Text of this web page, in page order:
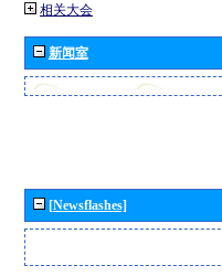
相关大会
新闻室
[Newsflashes]